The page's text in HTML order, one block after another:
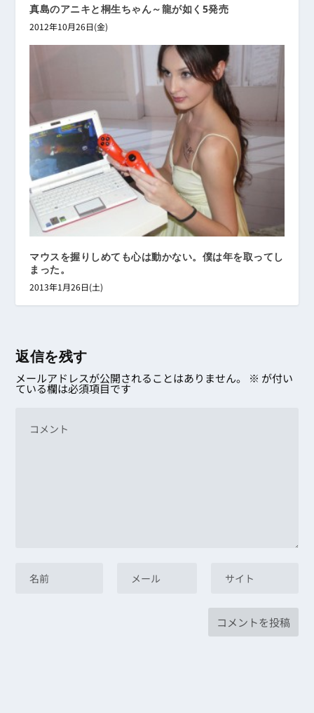
真島のアニキと桐生ちゃん～龍が如く5発売
2012年10月26日(金)
マウスを握りしめても心は動かない。僕は年を取ってし
まった。
2013年1月26日(土)
返信を残す
メールアドレスが公開されることはありません。 ※ が付い
ている欄は必須項目です